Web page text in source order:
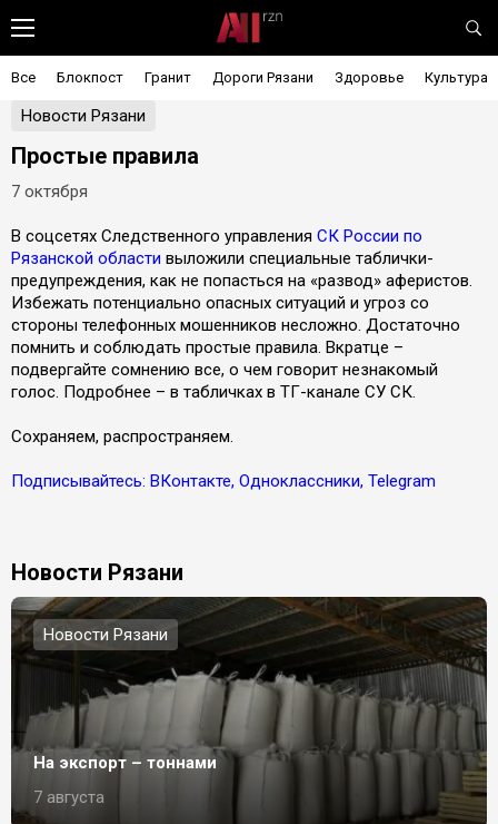
Все Блокпост Гранит Дороги Рязани Здоровье Культура
Новости Рязани
Простые правила
7 октября
В соцсетях Следственного управления СК России по
Рязанской области выложили специальные таблички-
предупреждения, как не попасться на «развод» аферистов.
Избежать потенциально опасных ситуаций и угроз со
стороны телефонных мошенников несложно. Достаточно
помнить и соблюдать простые правила. Вкратце –
подвергайте сомнению все, о чем говорит незнакомый
голос. Подробнее – в табличках в ТГ-канале СУ СК.
Сохраняем, распространяем.
Подписывайтесь: ВКонтакте, Одноклассники, Telegram
Новости Рязани
Новости Рязани
На экспорт – тоннами
7 августа